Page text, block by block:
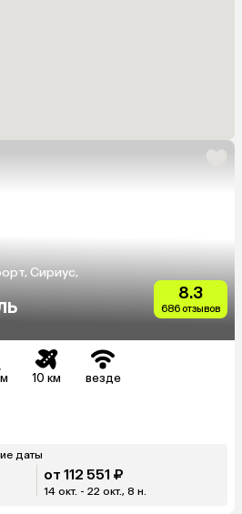
Сириус,
8.3
686 отзывов
10 км везде
даты
от 112 551 ₽
14 окт. - 22 окт., 8 н.